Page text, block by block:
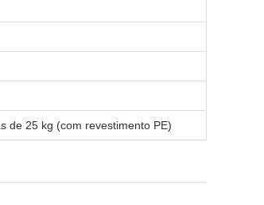
de 25 kg (com revestimento PE)